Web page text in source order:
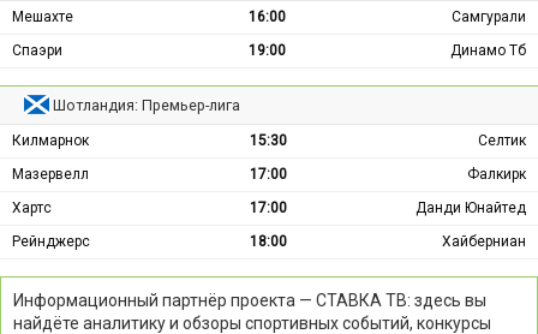
Мешахте 16:00
Самгурали
Спаэри
19:00 Динамо Тб
Шотландия: Премьер-лига
Килмарнок 15:30
Селтик
Мазервелл
17:00
Фалкирк
Хартс
17:00
Данди Юнайтед
Рейнджерс
18:00 Хайберниан
Информационный партнёр проекта — СТАВКА ТВ: здесь вы
найдёте аналитику и обзоры спортивных событий, конкурсы